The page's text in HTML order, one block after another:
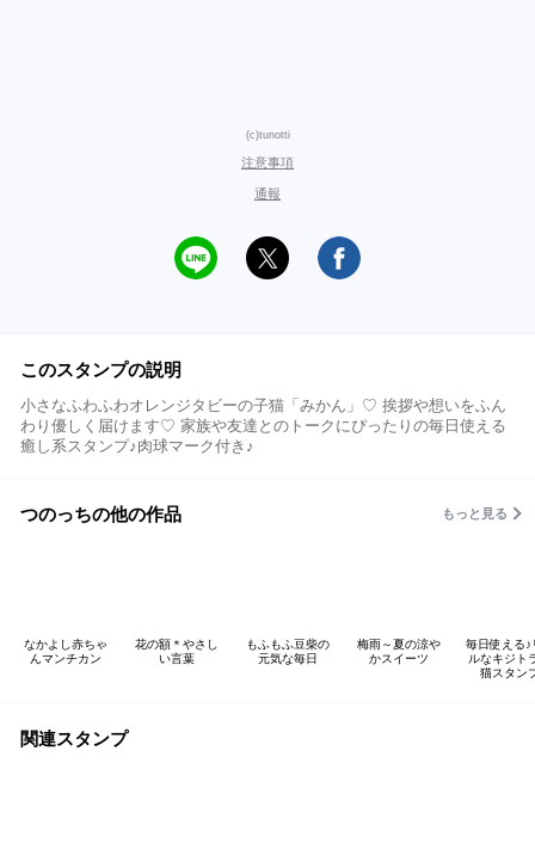
(c)tunotti
注意事項
通報
このスタンプの説明
小さなふわふわオレンジタビーの子猫「みかん」♡ 挨拶や想いをふん
わり優しく届けます♡ 家族や友達とのトークにぴったりの毎日使える
癒し系スタンプ♪肉球マーク付き♪
つのっちの他の作品 もっと見る
なかよし赤ちゃ
んマンチカン
花の額＊やさし
い言葉
もふもふ豆柴の
元気な毎日
梅雨～夏の涼や
かスイーツ
毎日使える♪
ルなキジト
猫スタン
関連スタンプ